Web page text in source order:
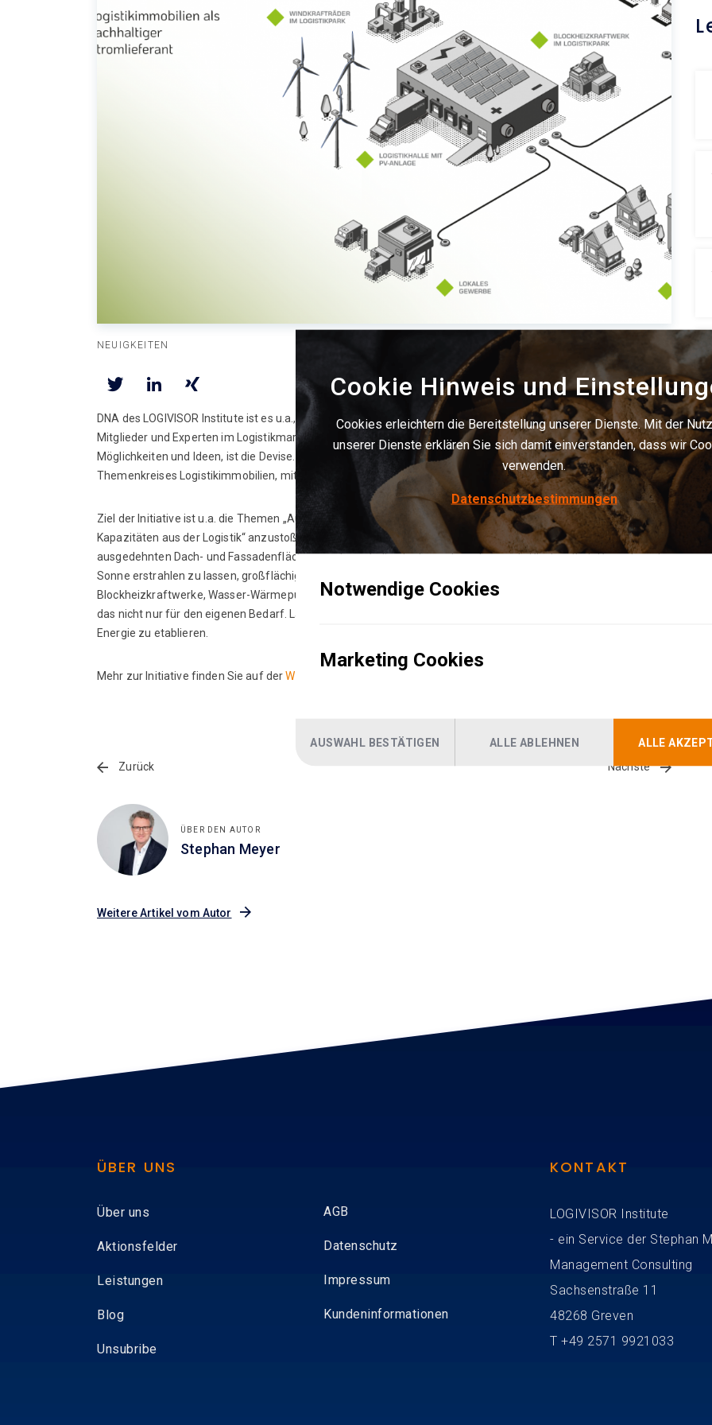
NEUIGKEITEN
DNA des LOGIVISOR Institute ist es u.a., Wissen und Erfahrungen im Kreis unserer Mitglieder zu teilen, aber auch
Mitglieder und Experten im Logistikmarkt zueinander zu bringen. Orientierung geben in der Flut der
Möglichkeiten und Ideen, ist die Devise. Diesem Gedanken folgt auch die Initiative „Power of Logistics“ des BVL
Themenkreises Logistikimmobilien, mit der das LOGIVISOR Institute ab sofort kooperiert.
Ziel der Initiative ist u.a. die Themen „Ausbau regenerativer Energien“ und „Nutzung von überschüssigen
Kapazitäten aus der Logistik“ anzustoßen und das Potenzial von Logistikimmobilien aufzeigen. Denn die
ausgedehnten Dach- und Fassadenflächen von Lagerhallen bieten sich an, tausende Photovoltaik-Paneele in der
Sonne erstrahlen zu lassen, großflächige Gewerbeparks können Windräder auf ihrem Gelände beherbergen,
Blockheizkraftwerke, Wasser-Wärmepumpen und Geothermie unterstützen die Energiewende zusätzlich. Und
das nicht nur für den eigenen Bedarf. Langfristiges Ziel ist es, die Logistik als Versorgerbranche von nachhaltiger
Energie zu etablieren.
Mehr zur Initiative finden Sie auf derWebsite der BVL
Zurück Nächste
ÜBER DEN AUTOR
Stephan Meyer
Weitere Artikel vom Autor
ÜBER UNS
Über uns
Aktionsfelder
Leistungen
Blog
Unsubribe
AGB
Datenschutz
Impressum
Kundeninformationen
KONTAKT
LOGIVISOR Institute
- ein Service der Stephan
Management Consulting
Sachsenstraße 11
48268 Greven
T+49 2571 9921033
Cookie Hinweis und
Cookies erleichtern die Bereitstellung unserer Dienste. Mit der
unserer Dienste erklären Sie sich damit einverstanden, dass wir
verwenden.
Datenschutzbestimmungen
Notwendige Cookies
Marketing Cookies
AUSWAHL BESTÄTIGEN ALLE ABLEHNEN ALLE